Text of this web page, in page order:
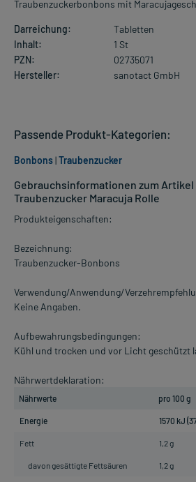
Traubenzuckerbonbons mit
Darreichung:
Tabletten
Inhalt:
1 St
PZN:
02735071
Hersteller:
sanotact GmbH
Gebrauchsinformationen zum
Traubenzucker Maracuja Rolle
Produkteigenschaften:
Bezeichnung:
Traubenzucker-Bonbons
Verwendung/Anwendung/
Keine Angaben.
Aufbewahrungsbedingungen:
Kühl und trocken und vor Licht geschützt
Nährwertdeklaration:
Nährwerte pro 100 g
Energie 1570 kJ
Fett 1,2 g
davon gesättigte Fettsäuren 1,2 g
Passende Produkt-Kategorien:
Bonbons|Traubenzucker